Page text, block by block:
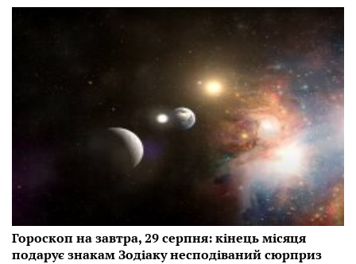
Гороскоп на завтра, 29 серпня: кінець місяця
подарує знакам Зодіаку несподіваний сюрприз